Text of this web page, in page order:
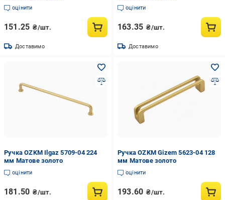
оцінити
151.25 ₴/шт.
Доставимо
оцінити
163.35 ₴/шт.
Доставимо
Ручка OZKM Ilgaz 5709-04 224
мм Матове золото
оцінити
181.50 ₴/шт.
Ручка OZKM Gizem 5623-04 128
мм Матове золото
оцінити
193.60 ₴/шт.